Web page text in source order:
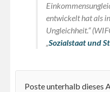
entwickelt hat als
Ungleichheit.“
„Sozialstaat und
Poste unterhalb dieses